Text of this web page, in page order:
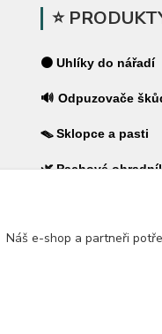
⭐
⚫ Uhlíky do nářadí
🔊 Odpuzovače
🪤 Sklopce a pasti
🌿 Pachové
🏠 Pro dům a
Náš e-shop a partneři